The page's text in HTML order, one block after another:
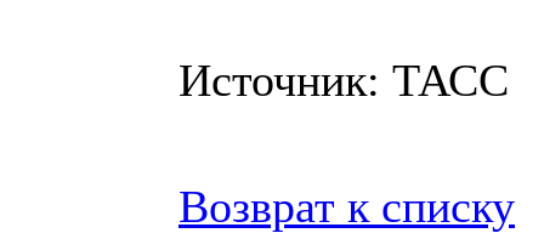
Источник: ТАСС
Возврат к списку